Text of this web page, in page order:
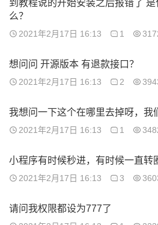
到教程说的开始安装之后报错了
么？
2021年2月17日 16:13 1
想问问 开源版本 有退款接口？
2021年2月17日 16:13 2
我想问一下这个在哪里去掉呀，我
2021年2月17日 16:13 1
小程序有时候秒进，有时候一直转
2021年2月17日 16:13 3
请问我权限都设为777了